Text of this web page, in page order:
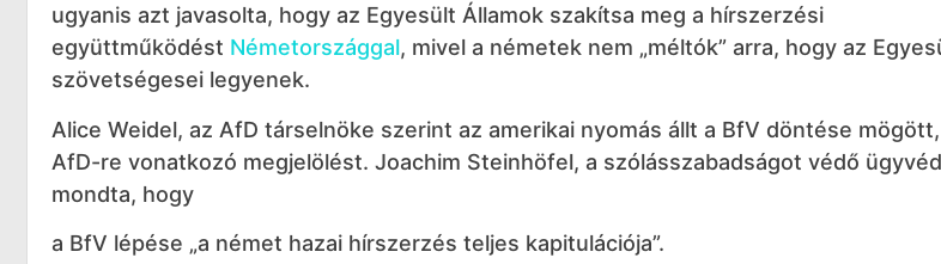
ugyanis azt javasolta, hogy az Egyesült Államok szakítsa meg a hírszerzési
együttműködést Németországgal, mivel a németek nem „méltók” arra, hogy az
szövetségesei legyenek.
Alice Weidel, az AfD társelnöke szerint az amerikai nyomás állt a BfV döntése
AfD-re vonatkozó megjelölést. Joachim Steinhöfel, a szólásszabadságot védő
mondta, hogy
a BfV lépése „a német hazai hírszerzés teljes kapitulációja”.